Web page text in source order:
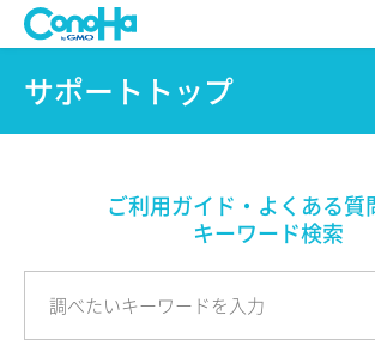
サポートトップ
ご利用ガイド・よくある質
キーワード検索